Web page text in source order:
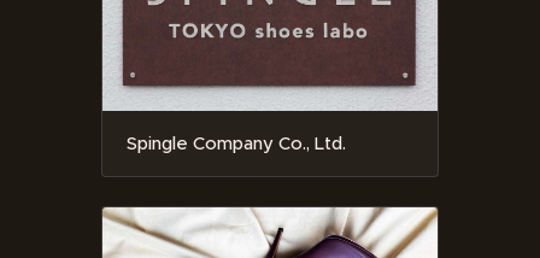
Spingle Company Co., Ltd.